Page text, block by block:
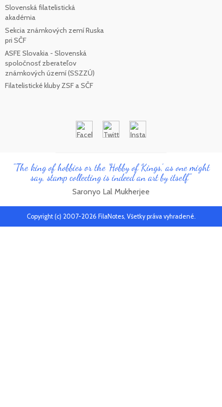
Slovenská filatelistická
akadémia
Sekcia známkových zemí Ruska
pri SČF
ASFE Slovakia - Slovenská
spoločnosť zberateľov
známkových území (SSZZÚ)
Filatelistické kluby ZSF a SČF
"The king of hobbies or the 'Hobby of Kings', as one might
say, stamp collecting is indeed an art by itself"
Saronyo Lal Mukherjee
Copyright (c) 2007-2026 FilaNotes, Všetky práva vyhradené.